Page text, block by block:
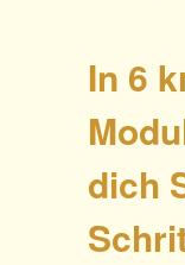
In 6
dich